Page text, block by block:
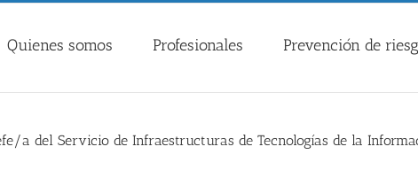
Quienes somos Profesionales Prevención de
a del Servicio de Infraestructuras de Tecnologías de la